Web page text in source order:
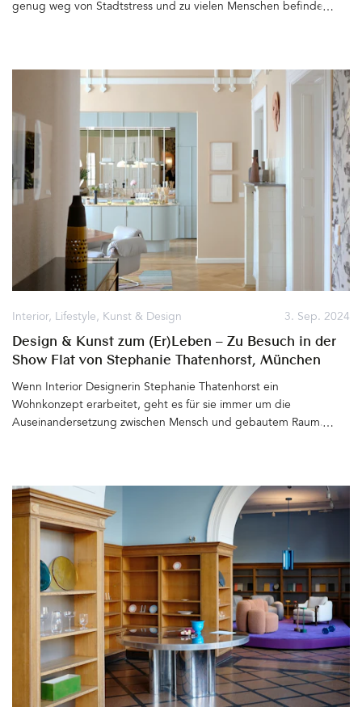
genug weg von Stadtstress und zu vielen Menschen befindet,
entfernt und gleichzeitig Creative Hub, Co-Working und Meeting
Place, Think Tank, ein Ort zum internationalen Netzwerken und
Austausch, wohnen, arbeiten und Sport treiben, ist. Ein großer
Wellnessbereich sorgt dafür, dass auch die Themen Work Life
Balance und Selfcare nicht zu kurz kommen. Das Townplace West
Kowloon ist ein dynamischer und vor Kreativität flirrender
Mikrokosmos direkt am Wasser mit der wohl spektakulärsten Sicht
auf Hafen, Skyline, Schiffe, Himmel, Meer und das
gegenüberliegende Hongkong Island. Durch die Nähe zum
Wasser weht hier immer ein Lüftchen, das die fast ganzjährige
Hitze erträglicher macht. Unbezahlbar&hellip
3. Sep. 2024
Interior, Lifestyle, Kunst & Design
Design & Kunst zum (Er)Leben – Zu Besuch in der
Show Flat von Stephanie Thatenhorst, München
Wenn Interior Designerin Stephanie Thatenhorst ein
Wohnkonzept erarbeitet, geht es für sie immer um die
Auseinandersetzung zwischen Mensch und gebautem Raum.
unverwechselbaren Stil der Designerin widerspiegeln, doch stets
Bezug auf die Bedürfnisse der Auftraggeber nehmen. Wie schön,
wenn man als Designerin auch einmal die eigene Kundin sein und
eine neue Wohnung für die Familie gestalten darf. Noch dazu ein
frisch saniertes Altbau-Juwel, das über einen ehemaligen Kunden
an sie heran getragen wird – in einem der schönsten
Jugendstilhäuser Schwabings. Das Gebäude mit dem wohl
bezauberndsten Treppenhaus kennt Stephanie Thatenhorst
bereits aus der Zeit, als sie die Wohnung ihres späteren
Vermieters gestaltet und die Umsetzung begleitet. Dass sie
später ebenfalls in diesem Haus leben wird – purer Zufall,
Schicksal oder der ehrliche Verdienst guter Arbeit? Es trifft wohl
alles zu. Die Designerin entscheidet sich für die Anmietung der